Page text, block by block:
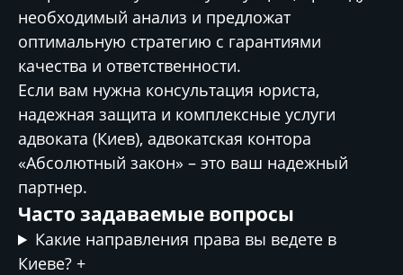
необходимый анализ и предложат
оптимальную стратегию с гарантиями
качества и ответственности.
Если вам нужна консультация юриста,
надежная защита и комплексные услуги
адвоката (Киев), адвокатская контора
«Абсолютный закон» – это ваш надежный
партнер.
Часто задаваемые вопросы
Какие направления права вы ведете в
Киеве? +